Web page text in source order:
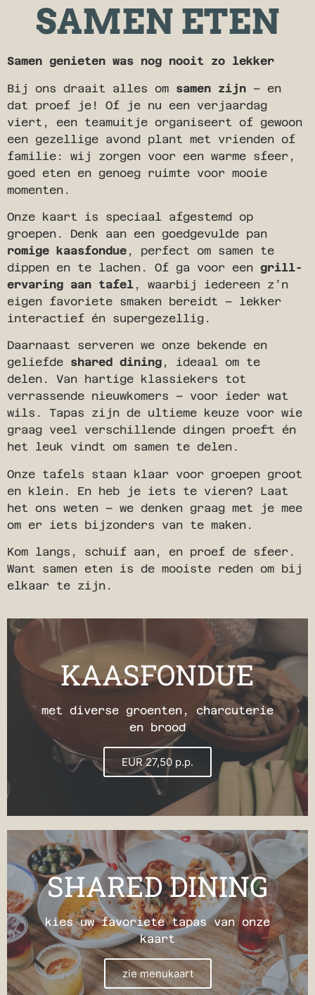
SAMEN ETEN
Samen genieten was nog nooit zo lekker
Bij ons draait alles om samen zijn – en
dat proef je! Of je nu een verjaardag
viert, een teamuitje organiseert of gewoon
een gezellige avond plant met vrienden of
familie: wij zorgen voor een warme sfeer,
goed eten en genoeg ruimte voor mooie
momenten.
Onze kaart is speciaal afgestemd op
groepen. Denk aan een goedgevulde pan
romige kaasfondue , perfect om samen te
dippen en te lachen. Of ga voor een grill-
ervaring aan tafel , waarbij iedereen z’n
eigen favoriete smaken bereidt – lekker
interactief én supergezellig.
Daarnaast serveren we onze bekende en
geliefde shared dining , ideaal om te
delen. Van hartige klassiekers tot
verrassende nieuwkomers – voor ieder wat
wils. Tapas zijn de ultieme keuze voor wie
graag veel verschillende dingen proeft én
het leuk vindt om samen te delen.
Onze tafels staan klaar voor groepen groot
en klein. En heb je iets te vieren? Laat
het ons weten – we denken graag met je mee
om er iets bijzonders van te maken.
Kom langs, schuif aan, en proef de sfeer.
Want samen eten is de mooiste reden om bij
elkaar te zijn.
KAASFONDUE
met diverse groenten, charcuterie
en brood
EUR 27,50 p.p.
SHARED DINING
kies uw favoriete tapas van onze
kaart
zie menukaart